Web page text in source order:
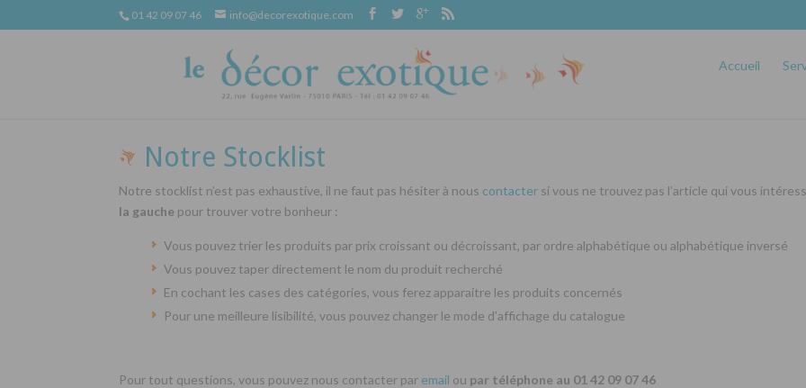
01 42 09 07 46 info@decorexotique.com
Accueil
Notre Stocklist
Notre stocklist n’est pas exhaustive, il ne faut pas hésiter à nous contacter si vous ne trouvez pas l’article qui vous
la gauche pour trouver votre bonheur :
Vous pouvez trier les produits par prix croissant ou décroissant, par ordre alphabétique ou alphabétique inversé
Vous pouvez taper directement le nom du produit recherché
En cochant les cases des catégories, vous ferez apparaitre les produits concernés
Pour une meilleure lisibilité, vous pouvez changer le mode d’affichage du catalogue
Pour tout questions, vous pouvez nous contacter par email ou par téléphone au 01 42 09 07 46